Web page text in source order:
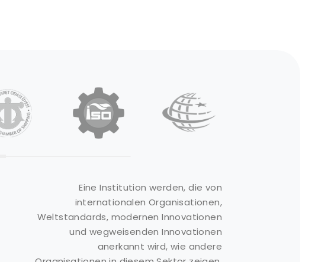
Produktgruppen
Absorbierende
Materialien
Meeresbarrieren
Links
Über Uns
Kontakt
Referenzen
Eine Institution werden, die von
internationalen Organisationen,
Weltstandards, modernen Innovationen
und wegweisenden Innovationen
anerkannt wird, wie andere